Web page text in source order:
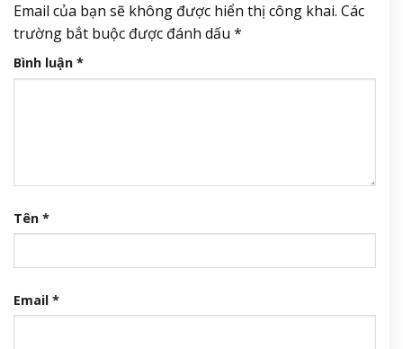
Email của bạn sẽ không được hiển thị công khai. Các
trường bắt buộc được đánh dấu *
Bình luận *
Tên *
Email *